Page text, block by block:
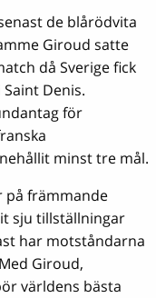
de blårödvita
Giroud satte
då Sverige fick
Denis.
för
minst tre mål.
på främmande
sju tillställningar
har motståndarna
Giroud,
världens bästa